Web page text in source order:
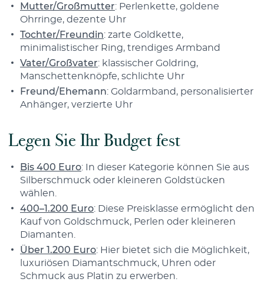
Mutter/Großmutter: Perlenkette, goldene
Ohrringe, dezente Uhr
Tochter/Freundin: zarte Goldkette,
minimalistischer Ring, trendiges Armband
Vater/Großvater: klassischer Goldring,
Manschettenknöpfe, schlichte Uhr
Freund/Ehemann: Goldarmband, personalisierter
Anhänger, verzierte Uhr
Legen Sie Ihr Budget fest
Bis 400 Euro: In dieser Kategorie können Sie aus
Silberschmuck oder kleineren Goldstücken
wählen.
400–1.200 Euro: Diese Preisklasse ermöglicht den
Kauf von Goldschmuck, Perlen oder kleineren
Diamanten.
Über 1.200 Euro: Hier bietet sich die Möglichkeit,
luxuriösen Diamantschmuck, Uhren oder
Schmuck aus Platin zu erwerben.